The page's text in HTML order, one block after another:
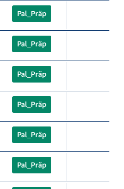
Pal_Präp
Pal_Präp
Pal_Präp
Pal_Präp
Pal_Präp
Pal_Präp